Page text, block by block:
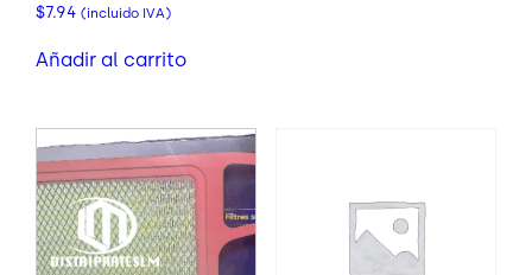
$7.94 (incluido IVA)
Añadir al carrito